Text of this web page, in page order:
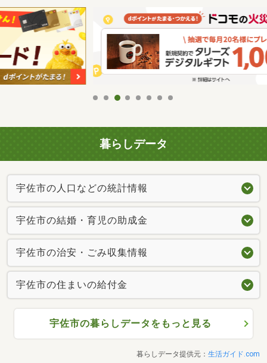
暮らしデータ
宇佐市の人口などの統計情報
宇佐市の結婚・育児の助成金
宇佐市の治安・ごみ収集情報
宇佐市の住まいの給付金
宇佐市の暮らしデータをもっと見る
暮らしデータ提供元： 生活ガイド.com